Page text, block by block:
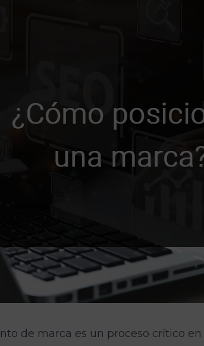
de marca es un proceso crítico